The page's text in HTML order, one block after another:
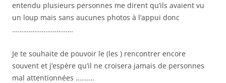
entendu plusieurs personnes me dirent qu’ils avaient vu
un loup mais sans aucunes photos à l’appui donc
……………………………
Je te souhaite de pouvoir le (les ) rencontrer encore
souvent et j’espère qu’il ne croisera jamais de personnes
mal attentionnées ……….